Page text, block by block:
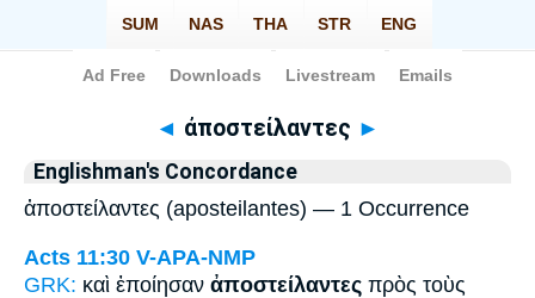
Bible>Strong's > Greek
◄ ἀποστείλαντες ►
Englishman's Concordance
ἀποστείλαντες (aposteilantes) — 1 Occurrence
Acts 11:30 V-APA-NMP
GRK: καὶ ἐποίησαν ἀποστείλαντες πρὸς τοὺς